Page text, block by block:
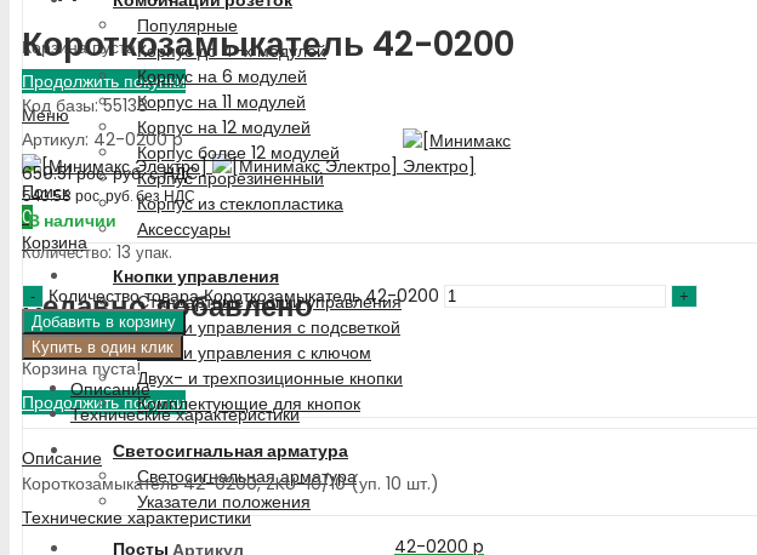
Корзина пуста!
Продолжить покупки
Меню
Поиск
0
Корзина
Недавно добавлено
Корзина пуста!
Продолжить покупки
Популярные
Корпус до 4-х модулей
Корпус на 6 модулей
Корпус на 11 модулей
Корпус на 12 модулей
Корпус более 12 модулей
Корпус прорезиненный
Корпус из стеклопластика
Аксессуары
Кнопки управления
Стандартные кнопки управления
Кнопки управления с подсветкой
Кнопки управления с ключом
Двух- и трехпозиционные кнопки
Комплектующие для кнопок
Светосигнальная арматура
Светосигнальная арматура
Указатели положения
Посты
Короткозамыкатель 42-0200
Код базы: 55138
Артикул: 42-0200 p
659.51рос. руб.с НДС
540.58 рос. руб.без НДС
В наличии
Количество: 13 упак.
Количество товара Короткозамыкатель 42-0200
Добавить в корзину
Купить в один клик
Описание
Технические характеристики
Описание
Короткозамыкатель 42-0200, ZKU-10/10 (уп. 10 шт.)
Технические характеристики
Артикул
42-0200 p